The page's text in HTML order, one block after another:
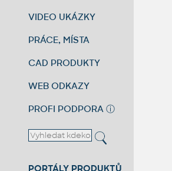
VIDEO UKÁZKY
PRÁCE, MÍSTA
CAD PRODUKTY
WEB ODKAZY
PROFI PODPORA ⓘ
PORTÁLY PRODUKTŮ